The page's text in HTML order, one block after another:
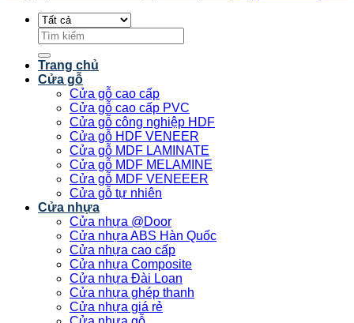
Tìm
kiếm:
Trang chủ
Cửa gỗ
Cửa gỗ cao cấp
Cửa gỗ cao cấp PVC
Cửa gỗ công nghiệp HDF
Cửa gỗ HDF VENEER
Cửa gỗ MDF LAMINATE
Cửa gỗ MDF MELAMINE
Cửa gỗ MDF VENEEER
Cửa gỗ tự nhiên
Cửa nhựa
Cửa nhựa @Door
Cửa nhựa ABS Hàn Quốc
Cửa nhựa cao cấp
Cửa nhựa Composite
Cửa nhựa Đài Loan
Cửa nhựa ghép thanh
Cửa nhựa giá rẻ